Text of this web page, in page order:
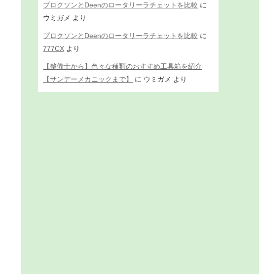
プロクソンとDeenのロータリーラチェットを比較 に
ウミガメ より
プロクソンとDeenのロータリーラチェットを比較 に
777CX より
【整備士から】色々な種類のおすすめ工具箱を紹介
【サンデーメカニックまで】
に ウミガメ より